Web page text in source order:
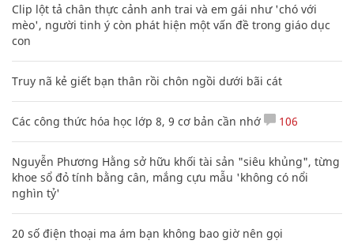
Clip lột tả chân thực cảnh anh trai và em gái như 'chó với
mèo', người tinh ý còn phát hiện một vấn đề trong giáo dục
con
Truy nã kẻ giết bạn thân rồi chôn ngồi dưới bãi cát
Các công thức hóa học lớp 8, 9 cơ bản cần nhớ 106
Nguyễn Phương Hằng sở hữu khối tài sản "siêu khủng", từng
khoe sổ đỏ tính bằng cân, mắng cựu mẫu 'không có nổi
nghìn tỷ'
20 số điện thoại ma ám bạn không bao giờ nên gọi